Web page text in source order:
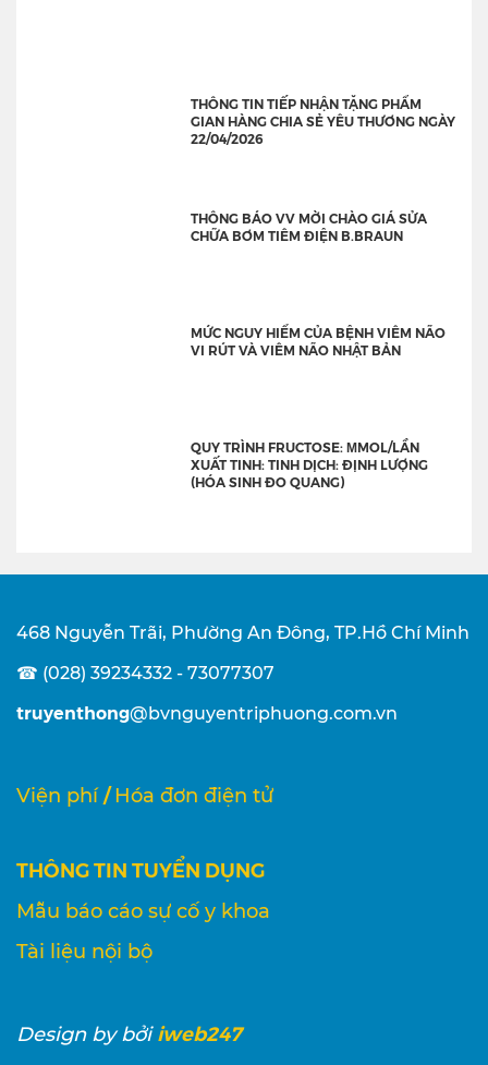
THÔNG TIN TIẾP NHẬN TẶNG PHẨM
GIAN HÀNG CHIA SẺ YÊU THƯƠNG NGÀY
22/04/2026
THÔNG BÁO VV MỜI CHÀO GIÁ SỬA
CHỮA BƠM TIÊM ĐIỆN B.BRAUN
MỨC NGUY HIỂM CỦA BỆNH VIÊM NÃO
VI RÚT VÀ VIÊM NÃO NHẬT BẢN
QUY TRÌNH FRUCTOSE: ΜMOL/LẦN
XUẤT TINH: TINH DỊCH: ĐỊNH LƯỢNG
(HÓA SINH ĐO QUANG)
468 Nguyễn Trãi, Phường An Đông, TP.Hồ Chí Minh
☎ (028) 39234332 - 73077307
truyenthong@bvnguyentriphuong.com.vn
Viện phí / Hóa đơn điện tử
THÔNG TIN TUYỂN DỤNG
Mẫu báo cáo sự cố y khoa
Tài liệu nội bộ
Designby bởi iweb247